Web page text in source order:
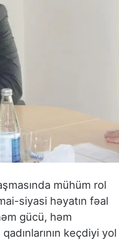
mühüm rol
siyasi həyatın fəal
gücü, həm
keçdiyi yol